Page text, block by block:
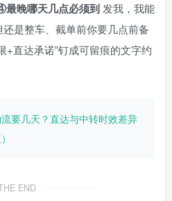
晚哪天几点必须到 发我，我能
是整车、截单前你要几点前备
+直达承诺”钉成可留痕的文字约
要几天？直达与中转时效差异
END